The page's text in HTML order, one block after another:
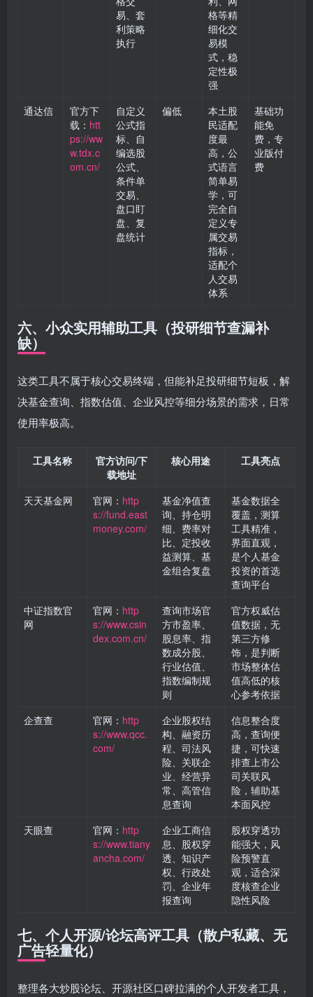
易、套
利策略
执行
格等精
细化交
易模
式，稳
定性极
强
通达信
官方下
载： htt
ps://ww
w.tdx.c
om.cn/
自定义
公式指
标、自
编选股
公式、
条件单
交易、
盘口盯
盘、复
盘统计
偏低
本土股
民适配
度最
高，公
式语言
简单易
学，可
完全自
定义专
属交易
指标，
适配个
人交易
体系
基础功
能免
费，专
业版付
费
六、小众实用辅助工具（投研细节查漏补
缺）
这类工具不属于核心交易终端，但能补足投研细节短板，解
决基金查询、指数估值、企业风控等细分场景的需求，日常
使用率极高。
工具名称
官方访问/下
载地址
核心用途 工具亮点
天天基金网 官网： http
s://fund.east
money.com/
基金净值查
询、持仓明
细、费率对
比、定投收
益测算、基
金组合复盘
基金数据全
覆盖，测算
工具精准，
界面直观，
是个人基金
投资的首选
查询平台
中证指数官
网
官网： http
s://www.csin
dex.com.cn/
查询市场官
方市盈率、
股息率、指
数成分股、
行业估值、
指数编制规
则
官方权威估
值数据，无
第三方修
饰，是判断
市场整体估
值高低的核
心参考依据
企查查
官网： http
s://www.qcc.
com/
企业股权结
构、融资历
程、司法风
险、关联企
业、经营异
常、高管信
息查询
信息整合度
高，查询便
捷，可快速
排查上市公
司关联风
险，辅助基
本面风控
天眼查
官网： http
s://www.tiany
ancha.com/
企业工商信
息、股权穿
透、知识产
权、行政处
罚、企业年
报查询
股权穿透功
能强大，风
险预警直
观，适合深
度核查企业
隐性风险
七、个人开源/论坛高评工具（散户私藏、无
广告轻量化）
整理各大炒股论坛、开源社区口碑拉满的个人开发者工具，